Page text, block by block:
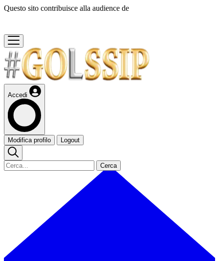
Questo sito contribuisce alla audience de
Accedi
Modifica profilo Logout
Cerca